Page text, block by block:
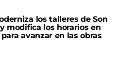
los talleres de Son
modifica los horarios en
avanzar en las obras